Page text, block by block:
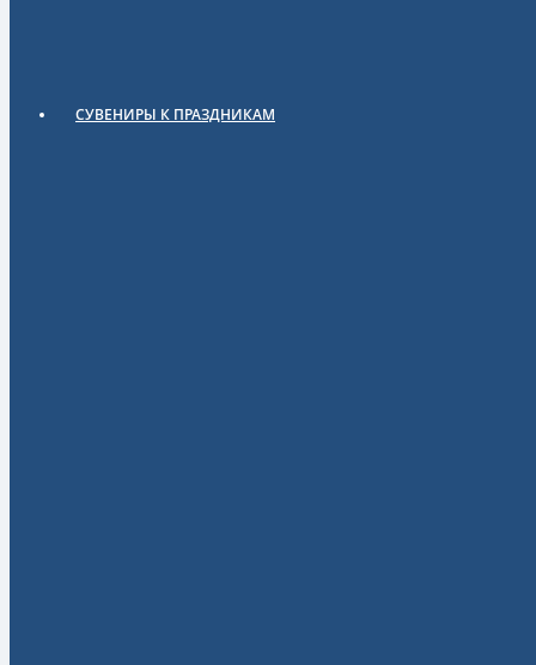
СУВЕНИРЫ К ПРАЗДНИКАМ